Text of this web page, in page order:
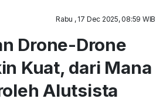
Rabu , 17 Dec 2025, 08:59 WIB
Drone-Drone
Kuat, dari Mana
Alutsista